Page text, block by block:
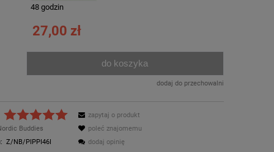
48 godzin
27,00 zł
do koszyka
dodaj do przechowalni
Buddies
Z/NB/PIPPI46I
zapytaj o produkt
poleć znajomemu
dodaj opinię